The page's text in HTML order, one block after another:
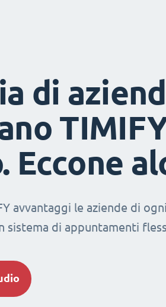
di
Eccone
avvantaggi le aziende di
sistema di appuntamenti